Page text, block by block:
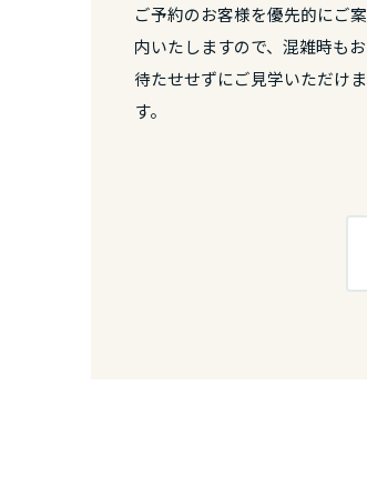
ご予約のお客様を優先的にご案
内いたしますので、混雑時もお
待たせせずにご見学いただけま
す。